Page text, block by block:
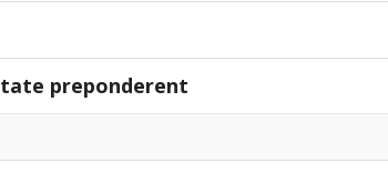
preponderent